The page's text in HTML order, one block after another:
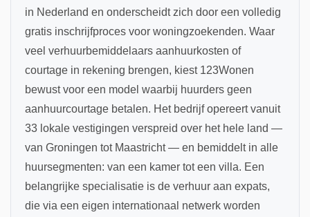
in Nederland en onderscheidt zich door een volledig
gratis inschrijfproces voor woningzoekenden. Waar
veel verhuurbemiddelaars aanhuurkosten of
courtage in rekening brengen, kiest 123Wonen
bewust voor een model waarbij huurders geen
aanhuurcourtage betalen. Het bedrijf opereert vanuit
33 lokale vestigingen verspreid over het hele land —
van Groningen tot Maastricht — en bemiddelt in alle
huursegmenten: van een kamer tot een villa. Een
belangrijke specialisatie is de verhuur aan expats,
die via een eigen internationaal netwerk worden